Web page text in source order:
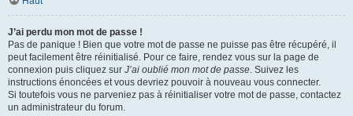
J’ai perdu mon mot de passe !
Pas de panique ! Bien que votre mot de passe ne puisse pas être récupéré, il
peut facilement être réinitialisé. Pour ce faire, rendez vous sur la page de
connexion puis cliquez sur J’ai oublié mon mot de passe. Suivez les
instructions énoncées et vous devriez pouvoir à nouveau vous connecter.
Si toutefois vous ne parveniez pas à réinitialiser votre mot de passe, contactez
un administrateur du forum.